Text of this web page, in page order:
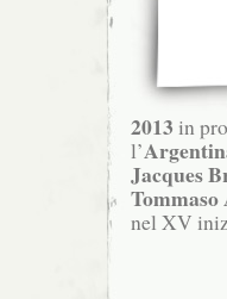
2013 in
l’
Jacques
nel XV